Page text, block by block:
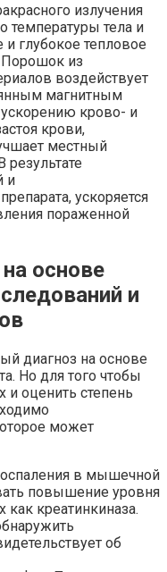
излучения
температуры тела и
и глубокое тепловое
Порошок из
воздействует
магнитным
крово- и
крови,
местный
результате
и
ускоряется
пораженной
основе
и
диагноз на основе
Но для того чтобы
и оценить степень
может
в мышечной
повышение уровня
креатинкиназа.
об